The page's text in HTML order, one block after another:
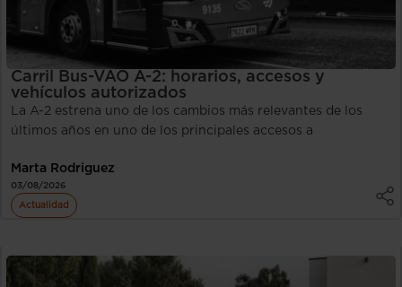
Carril Bus-VAO A-2: horarios, accesos y
vehículos autorizados
La A-2 estrena uno de los cambios más relevantes de los
últimos años en uno de los principales accesos a
Marta Rodriguez
03/08/2026
Actualidad